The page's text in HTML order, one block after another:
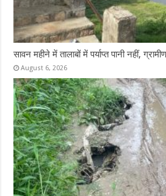
सावन महीने में तालाबों में पर्याप्त पानी नहीं,
August 6, 2026